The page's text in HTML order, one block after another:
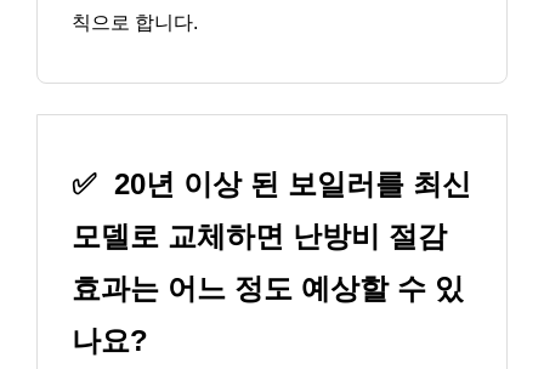
칙으로 합니다.
✅ 20년 이상 된 보일러를 최신
모델로 교체하면 난방비 절감
효과는 어느 정도 예상할 수 있
나요?